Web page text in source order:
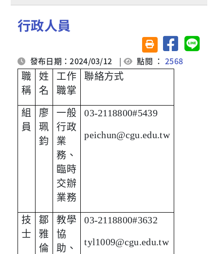
行政人員
友善列印(另開視窗)
分享至臉書分享
發布日期：2024/03/12 | 點閱 ：2568
職
稱
姓
名
工作
職掌
聯絡方式
組
員
廖
珮
鈞
一般
行政
業
務、
臨時
交辦
業務
03-2118800#5439
peichun@cgu.edu.tw
技
士
鄒
雅
倫
教學
協
助、
03-2118800#3632
tyl1009@cgu.edu.tw